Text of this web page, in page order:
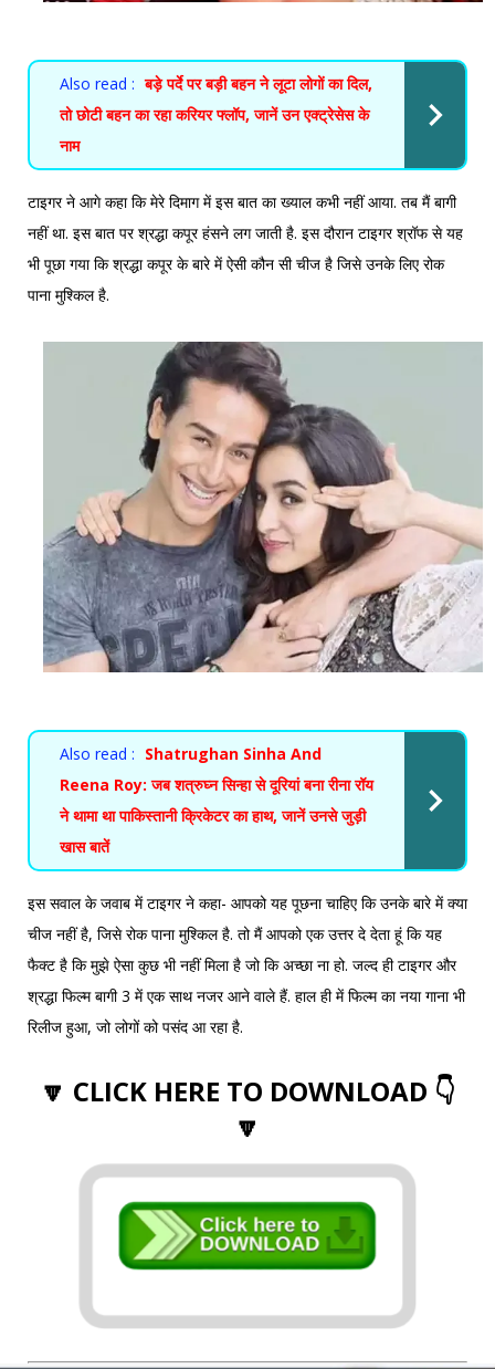
Also read : बड़े पर्दे पर बड़ी बहन ने लूटा लोगों का दिल,
तो छोटी बहन का रहा करियर फ्लॉप, जानें उन एक्ट्रेसेस के
नाम
टाइगर ने आगे कहा कि मेरे दिमाग में इस बात का ख्याल कभी नहीं आया. तब मैं बागी
नहीं था. इस बात पर श्रद्धा कपूर हंसने लग जाती है. इस दौरान टाइगर श्रॉफ से यह
भी पूछा गया कि श्रद्धा कपूर के बारे में ऐसी कौन सी चीज है जिसे उनके लिए रोक
पाना मुश्किल है.
Also read : Shatrughan Sinha And
Reena Roy: जब शत्रुघ्न सिन्हा से दूरियां बना रीना रॉय
ने थामा था पाकिस्तानी क्रिकेटर का हाथ, जानें उनसे जुड़ी
खास बातें
इस सवाल के जवाब में टाइगर ने कहा- आपको यह पूछना चाहिए कि उनके बारे में क्या
चीज नहीं है, जिसे रोक पाना मुश्किल है. तो मैं आपको एक उत्तर दे देता हूं कि यह
फैक्ट है कि मुझे ऐसा कुछ भी नहीं मिला है जो कि अच्छा ना हो. जल्द ही टाइगर और
श्रद्धा फिल्म बागी 3 में एक साथ नजर आने वाले हैं. हाल ही में फिल्म का नया गाना भी
रिलीज हुआ, जो लोगों को पसंद आ रहा है.
🔽 CLICK HERE TO DOWNLOAD 👇
🔽